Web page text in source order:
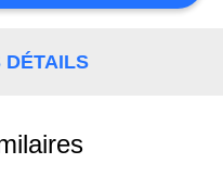
DÉTAILS